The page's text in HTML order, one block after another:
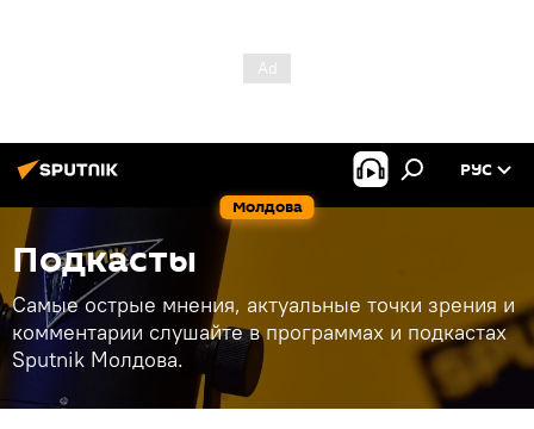
Молдова
РУС
Подкасты
Самые острые мнения, актуальные точки зрения и
комментарии слушайте в программах и подкастах
Sputnik Молдова.